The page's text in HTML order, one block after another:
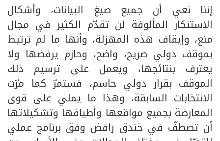
إننا نعي أن جميع صيغ البيانات، وأشكال
الاستنكار المألوفة لن تقدّم الكثير في مجال
منع، وإيقاف هذه المهزلة، وأنها ما لم ترتبط
بموقف دولي صريح، واضح، وحازم يرفضها ولا
يعترف بنتائجها، ويعمل على ترسيم ذلك
الموقف بقرار دولي حاسم، فستمرّ كما مرّت
الانتخابات السابقة، وهذا ما يملي على قوى
المعارضة بجميع مواقعها وأطيافها وتشكيلاتها
أن تصطفّ في خندق رافض وفق برنامج عملي